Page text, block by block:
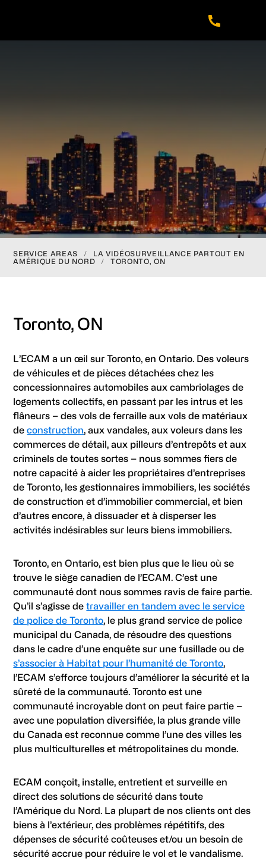
SERVICE AREAS /
LA VIDÉOSURVEILLANCE PARTOUT EN
AMÉRIQUE DU NORD
/ TORONTO, ON
Toronto, ON
L’ECAM a un œil sur Toronto, en Ontario. Des voleurs
de véhicules et de pièces détachées chez les
concessionnaires automobiles aux cambriolages de
logements collectifs, en passant par les intrus et les
flâneurs – des vols de ferraille aux vols de matériaux
deconstruction, aux vandales, aux voleurs dans les
commerces de détail, aux pilleurs d’entrepôts et aux
criminels de toutes sortes – nous sommes fiers de
notre capacité à aider les propriétaires d’entreprises
de Toronto, les gestionnaires immobiliers, les sociétés
de construction et d’immobilier commercial, et bien
d’autres encore, à dissuader et à disperser les
activités indésirables sur leurs biens immobiliers.
Toronto, en Ontario, est bien plus que le lieu où se
trouve le siège canadien de l’ECAM. C’est une
communauté dont nous sommes ravis de faire partie.
Qu’il s’agisse detravailler en tandem avec le service
de police de Toronto, le plus grand service de police
municipal du Canada, de résoudre des questions
dans le cadre d’une enquête sur une fusillade ou de
s’associer à Habitat pour l’humanité de Toronto,
l’ECAM s’efforce toujours d’améliorer la sécurité et la
sûreté de la communauté. Toronto est une
communauté incroyable dont on peut faire partie –
avec une population diversifiée, la plus grande ville
du Canada est reconnue comme l’une des villes les
plus multiculturelles et métropolitaines du monde.
ECAM conçoit, installe, entretient et surveille en
direct des solutions de sécurité dans toute
l’Amérique du Nord. La plupart de nos clients ont des
biens à l’extérieur, des problèmes répétitifs, des
dépenses de sécurité coûteuses et/ou un besoin de
sécurité accrue pour réduire le vol et le vandalisme.